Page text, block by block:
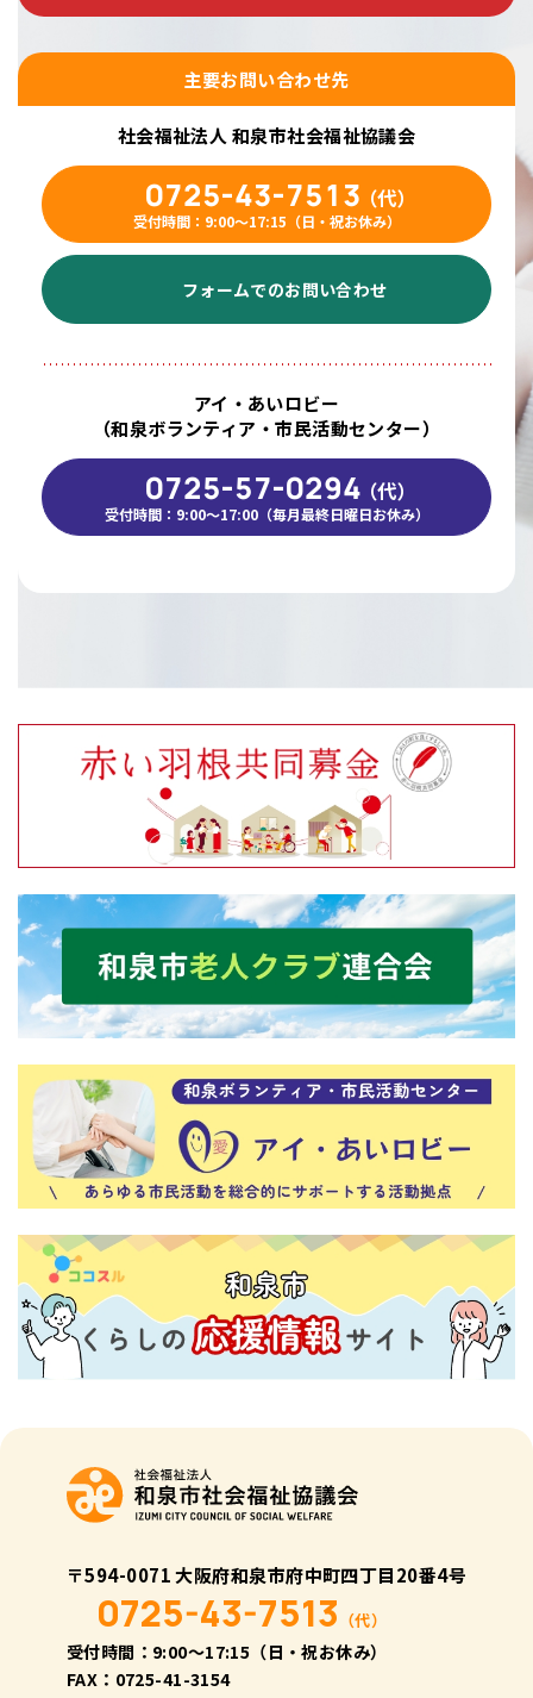
主要お問い合わせ先
社会福祉法人 和泉市社会福祉協議会
0725-43-7513（代）
受付時間：9:00〜17:15（日・祝お休み）
フォームでのお問い合わせ
アイ・あいロビー
（和泉ボランティア・市民活動センター）
0725-57-0294（代）
受付時間：9:00～17:00（毎月最終日曜日お休み）
〒594-0071 大阪府和泉市府中町四丁目20番4号
0725-43-7513 （代）
受付時間：9:00〜17:15（日・祝お休み）
FAX：0725-41-3154